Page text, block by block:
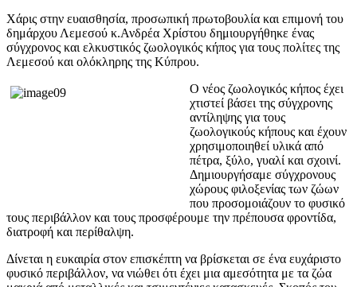
Χάρις στην ευαισθησία, προσωπική πρωτοβουλία και επιμονή του
δημάρχου Λεμεσού κ.Ανδρέα Χρίστου δημιουργήθηκε ένας
σύγχρονος και ελκυστικός ζωολογικός κήπος για τους πολίτες της
Λεμεσού και ολόκληρης της Κύπρου.
Ο νέος ζωολογικός κήπος έχει
χτιστεί βάσει της σύγχρονης
αντίληψης για τους
ζωολογικούς κήπους και έχουν
χρησιμοποιηθεί υλικά από
πέτρα, ξύλο, γυαλί και σχοινί.
Δημιουργήσαμε σύγχρονους
χώρους φιλοξενίας των ζώων
που προσομοιάζουν το φυσικό
τους περιβάλλον και τους προσφέρουμε την πρέπουσα φροντίδα,
διατροφή και περίθαλψη.
Δίνεται η ευκαιρία στον επισκέπτη να βρίσκεται σε ένα ευχάριστο
φυσικό περιβάλλον, να νιώθει ότι έχει μια αμεσότητα με τα ζώα